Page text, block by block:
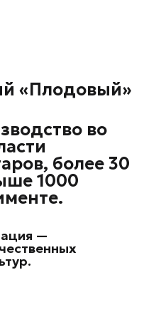
«Плодовый»
во
более 30
1000
—